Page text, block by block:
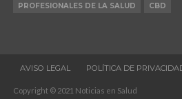
PROFESIONALES DE LA SALUD
CBD
AVISO LEGAL POLÍTICA DE
Copyright © 2021 Noticias en Salud